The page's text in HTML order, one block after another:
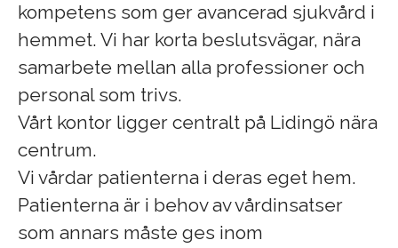
kompetens som ger avancerad sjukvård i
hemmet. Vi har korta beslutsvägar, nära
samarbete mellan alla professioner och
personal som trivs.
Vårt kontor ligger centralt på Lidingö nära
centrum.
Vi vårdar patienterna i deras eget hem.
Patienterna är i behov av vårdinsatser
som annars måste ges inom